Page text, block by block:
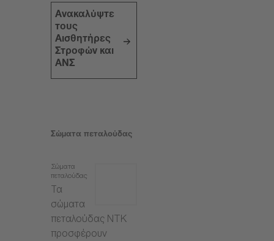
Ανακαλύψτε
τους
Αισθητήρες
Στροφών και
ΑΝΣ
Σώματα πεταλούδας
Σώματα
πεταλούδας
Τα
σώματα
πεταλούδας NTK
προσφέρουν